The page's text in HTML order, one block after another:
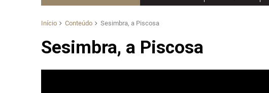
Início Conteúdo Sesimbra, a Piscosa
Sesimbra, a Piscosa